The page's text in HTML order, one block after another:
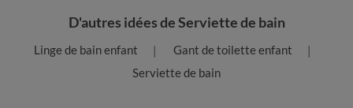
D'autres idées de Serviette de bain
Linge de bain enfant
Gant de toilette enfant
Serviette de bain